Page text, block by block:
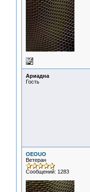
Ариадна
Гость
OEOUO
Ветеран
Сообщений: 1283